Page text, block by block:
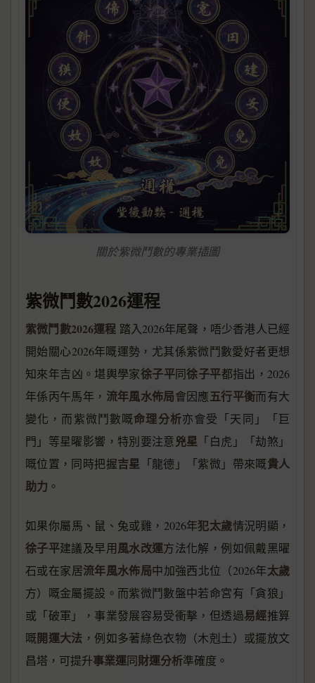
關於紫微鬥數的專業插圖
紫微鬥數2026運程
紫微鬥數2026運程 踏入2026年尾聲，唔少香港人已經
開始關心2026年嘅運勢，尤其係紫微鬥數愛好者更想
知來年吉凶。堪輿學家徐子平同徐子平都指出，2026
年係丙午馬年， 流年風水佈局會因應五行平衡而有大
變化，而紫微鬥數嘅命理分析亦會受「天同」「巨
門」等星曜影響，特別要注意兇星 「白虎」「劫煞」
嘅位置，同時把握吉星 「龍德」「紫微」帶來嘅貴人
助力 。
如果你屬馬、鼠、兔或雞，2026年犯太歲情況明顯，
徐子平建議及早用風水改運方法化解，例如佩戴黑曜
石或在家居流年風水佈局中加強西北位（2026年太歲
方）嘅金屬擺設。而紫微鬥數盤中若命宮有「貪狼」
或「破軍」，事業發展容易受衝擊，但透過易經推算
嘅開運大法 ，例如多著綠色衣物（木剋土）或擺放文
昌塔，可提升事業運同財運分析準確度。